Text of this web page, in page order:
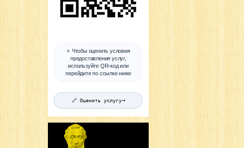
⭐ Чтобы оценить условия
предоставления услуг,
используйте QR-код или
перейдите по ссылке ниже
🔗 Оценить услугу→